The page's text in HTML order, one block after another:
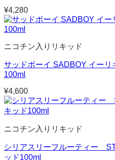
¥4,280
ニコチン入りリキッド
サッドボーイ SADBOY イー
100ml
¥4,600
ニコチン入りリキッド
シリアスリーフルーティー
ッド100ml